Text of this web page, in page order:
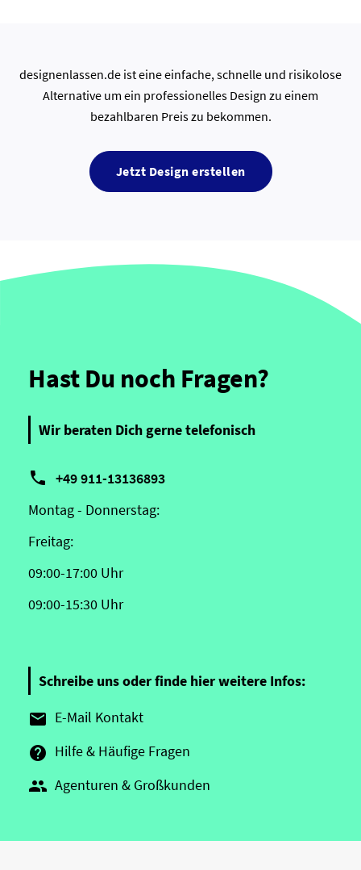
designenlassen.de ist eine einfache, schnelle und risikolose
Alternative um ein professionelles Design zu einem
bezahlbaren Preis zu bekommen.
Jetzt Design erstellen
Hast Du noch Fragen?
Wir beraten Dich gerne telefonisch
 +49 911-13136893
Montag - Donnerstag:
Freitag:
09:00-17:00 Uhr
09:00-15:30 Uhr
Schreibe uns oder finde hier weitere Infos:
 E-Mail Kontakt
 Hilfe & Häufige Fragen
 Agenturen & Großkunden